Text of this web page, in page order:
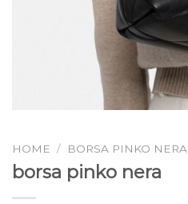
HOME / BORSA PINKO NERA
borsa pinko nera